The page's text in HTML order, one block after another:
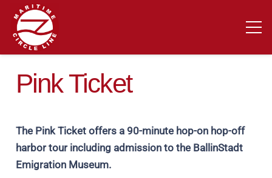
Pink Ticket
The Pink Ticket offers a 90-minute hop-on hop-off
harbor tour including admission to the BallinStadt
Emigration Museum.